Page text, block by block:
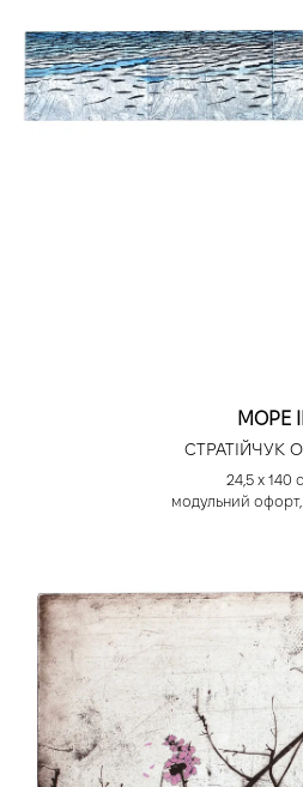
МОРЕ ІІ
СТРАТІЙЧУК
24,5 х 140
модульний офорт,